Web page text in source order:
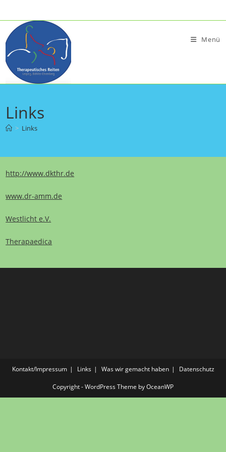
Inhalt
springen
Menü
Links
> Links
http://www.dkthr.de
www.dr-amm.de
Westlicht e.V.
Therapaedica
Kontakt/Impressum Links Was wir gemacht haben Datenschutz
Copyright - WordPress Theme by OceanWP